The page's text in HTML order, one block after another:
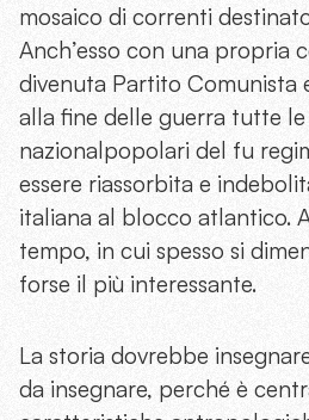
mosaico di correnti
Anch’esso con una propria
divenuta Partito Comunista
alla fine delle guerra tutte le
nazionalpopolari del fu
essere riassorbita e
italiana al blocco atlantico.
tempo, in cui spesso si
forse il più interessante.
La storia dovrebbe
da insegnare, perché è